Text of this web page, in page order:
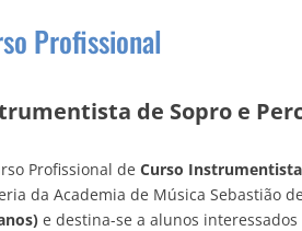
Profissional
de Sopro e
Profissional deCurso
da Academia de Música Sebastião
e destina-se a alunos